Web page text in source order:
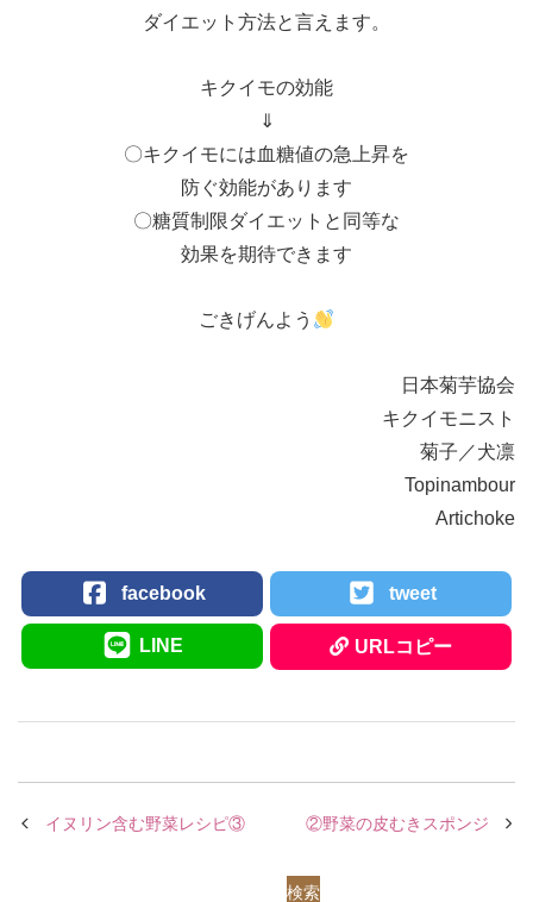
ダイエット方法と言えます。
キクイモの効能
⇓
〇キクイモには血糖値の急上昇を
防ぐ効能があります
〇糖質制限ダイエットと同等な
効果を期待できます
ごきげんよう
日本菊芋協会
キクイモニスト
菊子／犬凛
Topinambour
Artichoke
facebook tweet
LINE URLコピー
イヌリン含む野菜レシピ③ ②野菜の皮むきスポンジ
検索